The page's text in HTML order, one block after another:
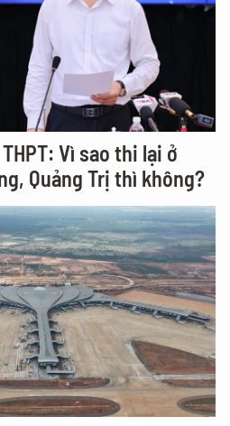
Vì sao thi lại ở
Quảng Trị thì không?